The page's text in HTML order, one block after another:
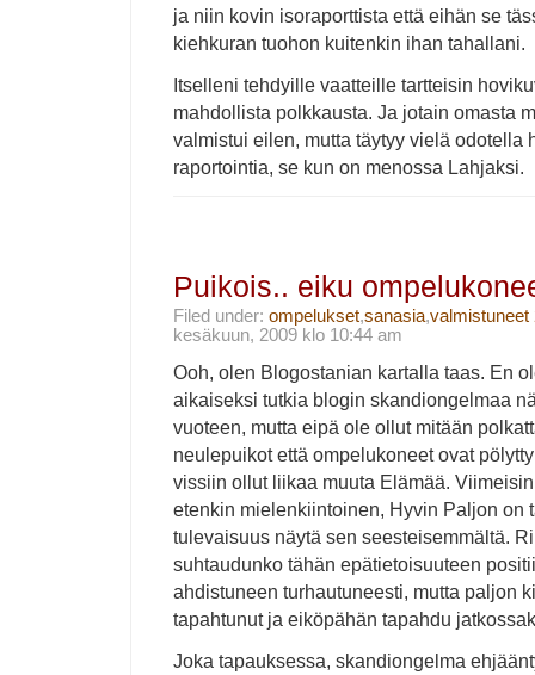
ja niin kovin isoraporttista että eihän se
kiehkuran tuohon kuitenkin ihan tahallani.
Itselleni tehdyille vaatteille tartteisin
mahdollista polkkausta. Ja jotain omasta
valmistui eilen, mutta täytyy vielä odotella
raportointia, se kun on menossa Lahjaksi.
Puikois.. eiku
Filed under: ompelukset,sanasia,valmistuneet
kesäkuun, 2009 klo 10:44 am
Ooh, olen Blogostanian kartalla taas. En
aikaiseksi tutkia blogin skandiongelmaa
vuoteen, mutta eipä ole ollut mitään
neulepuikot että ompelukoneet ovat
vissiin ollut liikaa muuta Elämää.
etenkin mielenkiintoinen, Hyvin Paljon on
tulevaisuus näytä sen seesteisemmältä.
suhtaudunko tähän epätietoisuuteen
ahdistuneen turhautuneesti, mutta paljon
tapahtunut ja eiköpähän tapahdu
Joka tapauksessa, skandiongelma